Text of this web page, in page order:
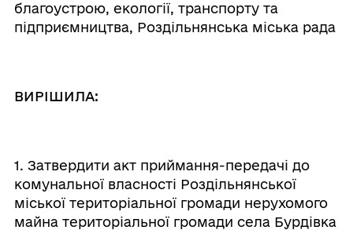
благоустрою, екології, транспорту та
підприємництва, Роздільнянська міська рада
ВИРІШИЛА:
1. Затвердити акт приймання-передачі до
комунальної власності Роздільнянської
міської територіальної громади нерухомого
майна територіальної громади села Бурдівка